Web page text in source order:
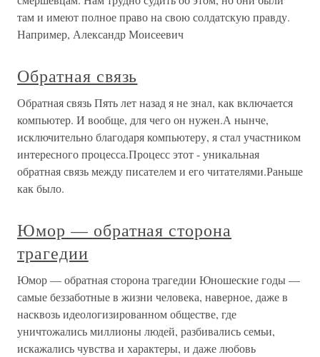
там и имеют полное право на свою солдатскую правду.
Например, Александр Моисеевич
Обратная связь
Обратная связь Пять лет назад я не знал, как включается
компьютер. И вообще, для чего он нужен.А нынче,
исключительно благодаря компьютеру, я стал участником
интересного процесса.Процесс этот - уникальная
обратная связь между писателем и его читателями.Раньше
как было.
Юмор — обратная сторона
трагедии
Юмор — обратная сторона трагедии Юношеские годы —
самые беззаботные в жизни человека, наверное, даже в
насквозь идеологизированном обществе, где
уничтожались миллионы людей, разбивались семьи,
искажались чувства и характеры, и даже любовь